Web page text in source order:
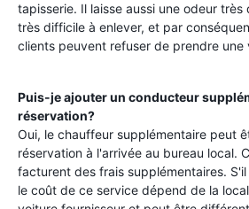
tapisserie. Il laisse aussi une odeur
très difficile à enlever, et par
clients peuvent refuser de prendre une
Puis-je ajouter un conducteur
réservation?
Oui, le chauffeur supplémentaire peut
réservation à l'arrivée au bureau local.
facturent des frais supplémentaires.
le coût de ce service dépend de la